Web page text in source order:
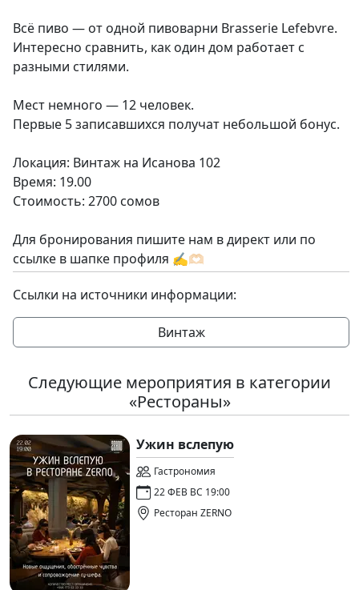
Всё пиво — от одной пивоварни Brasserie Lefebvre.
Интересно сравнить, как один дом работает с
разными стилями.
Мест немного — 12 человек.
Первые 5 записавшихся получат небольшой бонус.
Локация: Винтаж на Исанова 102
Время: 19.00
Стоимость: 2700 сомов
Для бронирования пишите нам в директ или по
ссылке в шапке профиля ✍️🫶🏻
Ссылки на источники информации:
Винтаж
Следующие мероприятия в категории
«Рестораны»
Ужин вслепую
Гастрономия
22 ФЕВ ВС 19:00
Ресторан ZERNO